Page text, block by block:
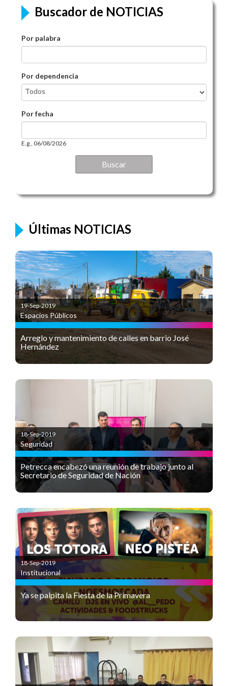
Buscador de NOTICIAS
Por palabra
Por dependencia
Por fecha
E.g., 06/08/2026
Últimas NOTICIAS
19-Sep-2019
Espacios Públicos
Arreglo y mantenimiento de calles en barrio José
Hernández
18-Sep-2019
Seguridad
Petrecca encabezó una reunión de trabajo junto al
Secretario de Seguridad de Nación
18-Sep-2019
Institucional
Ya se palpita la Fiesta de la Primavera